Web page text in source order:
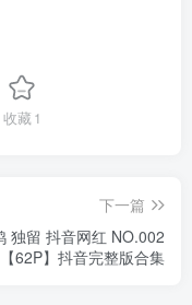
收藏1
下一篇
独留 抖音网红 NO.002
62P】抖音完整版合集